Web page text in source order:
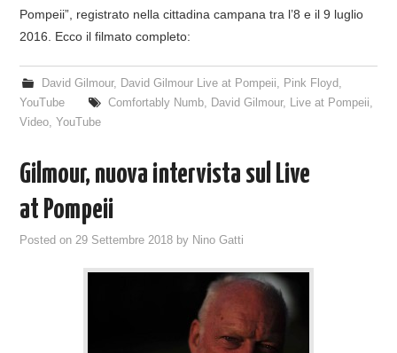
Pompeii”, registrato nella cittadina campana tra l’8 e il 9 luglio
2016. Ecco il filmato completo:
David Gilmour, David Gilmour Live at Pompeii, Pink Floyd,
YouTube
Comfortably Numb, David Gilmour, Live at Pompeii,
Video,YouTube
Gilmour, nuova intervista sul Live
at Pompeii
Posted on29 Settembre 2018 by Nino Gatti